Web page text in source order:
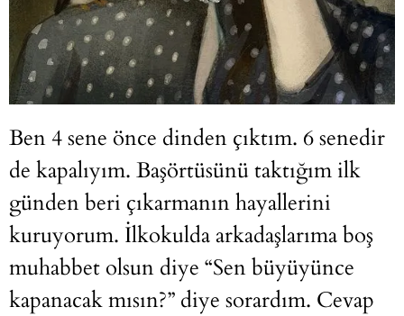
Ben 4 sene önce dinden çıktım. 6 senedir
de kapalıyım. Başörtüsünü taktığım ilk
günden beri çıkarmanın hayallerini
kuruyorum. İlkokulda arkadaşlarıma boş
muhabbet olsun diye “Sen büyüyünce
kapanacak mısın?” diye sorardım. Cevap